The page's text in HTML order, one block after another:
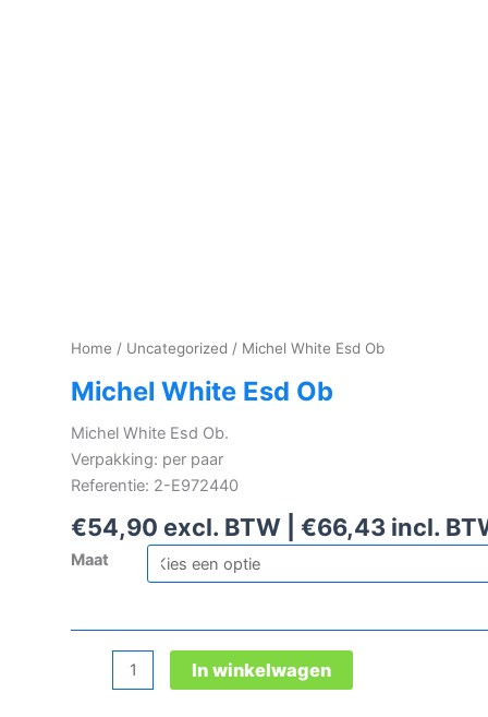
Home / Uncategorized / Michel White Esd Ob
Michel White Esd Ob
Michel White Esd Ob.
Verpakking: per paar
Referentie: 2-E972440
€54,90 excl. BTW | €66,43 incl.
Maat
In winkelwagen